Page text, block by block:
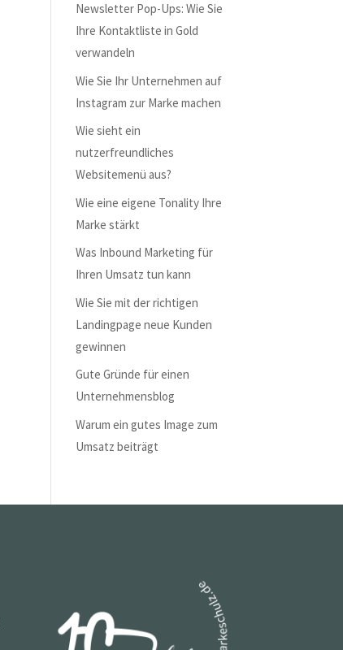
Newsletter Pop-Ups: Wie Sie
Ihre Kontaktliste in Gold
verwandeln
Wie Sie Ihr Unternehmen auf
Instagram zur Marke machen
Wie sieht ein
nutzerfreundliches
Websitemenü aus?
Wie eine eigene Tonality Ihre
Marke stärkt
Was Inbound Marketing für
Ihren Umsatz tun kann
Wie Sie mit der richtigen
Landingpage neue Kunden
gewinnen
Gute Gründe für einen
Unternehmensblog
Warum ein gutes Image zum
Umsatz beiträgt